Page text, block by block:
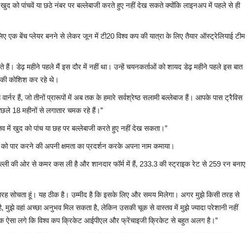
को पांचवें या छठे नंबर पर बल्लेबाजी करते हुए नहीं देख सकते क्योंकि लाइनअप में पहले से ही
एक बेंच प्लेयर बनने से लेकर जून में टी20 विश्व कप की यात्रा के लिए तैयार ऑस्ट्रेलियाई टीम
हैं। डेढ़ महीने पहले मैं इस दौर में नहीं था। उन्हें चयनकर्ताओं को शायद डेढ़ महीने पहले इस बात
की कोशिश कर रहे थे।
हैं, जो तीनों प्रारूपों में अब तक के हमारे सर्वश्रेष्ठ सलामी बल्लेबाज हैं। आपके पास ट्रैविस
18 महीनों से लगातार चमक रहे हैं।”
में खुद को पांच या छह पर बल्लेबाजी करते हुए नहीं देख सकता।”
पार करने की अपनी क्षमता का प्रदर्शन करके अपना नाम कमाया।
की ओर से कमर कस ली है और शानदार फॉर्म में हैं, 233.3 की स्ट्राइक रेट से 259 रन बनाए
सोचता हूं। यह ठीक है। उम्मीद है कि इसके लिए और समय मिलेगा। अगर मुझे किसी तरह से
है, मुझे वहां अच्छा अनुभव मिल सकता है, लेकिन उसकी चूक से वास्तव में मुझे ज्यादा परेशानी नहीं
ऐसा लगे कि विश्व कप क्रिकेट आईपीएल और फ्रेंचाइजी क्रिकेट से बहुत अलग है।”